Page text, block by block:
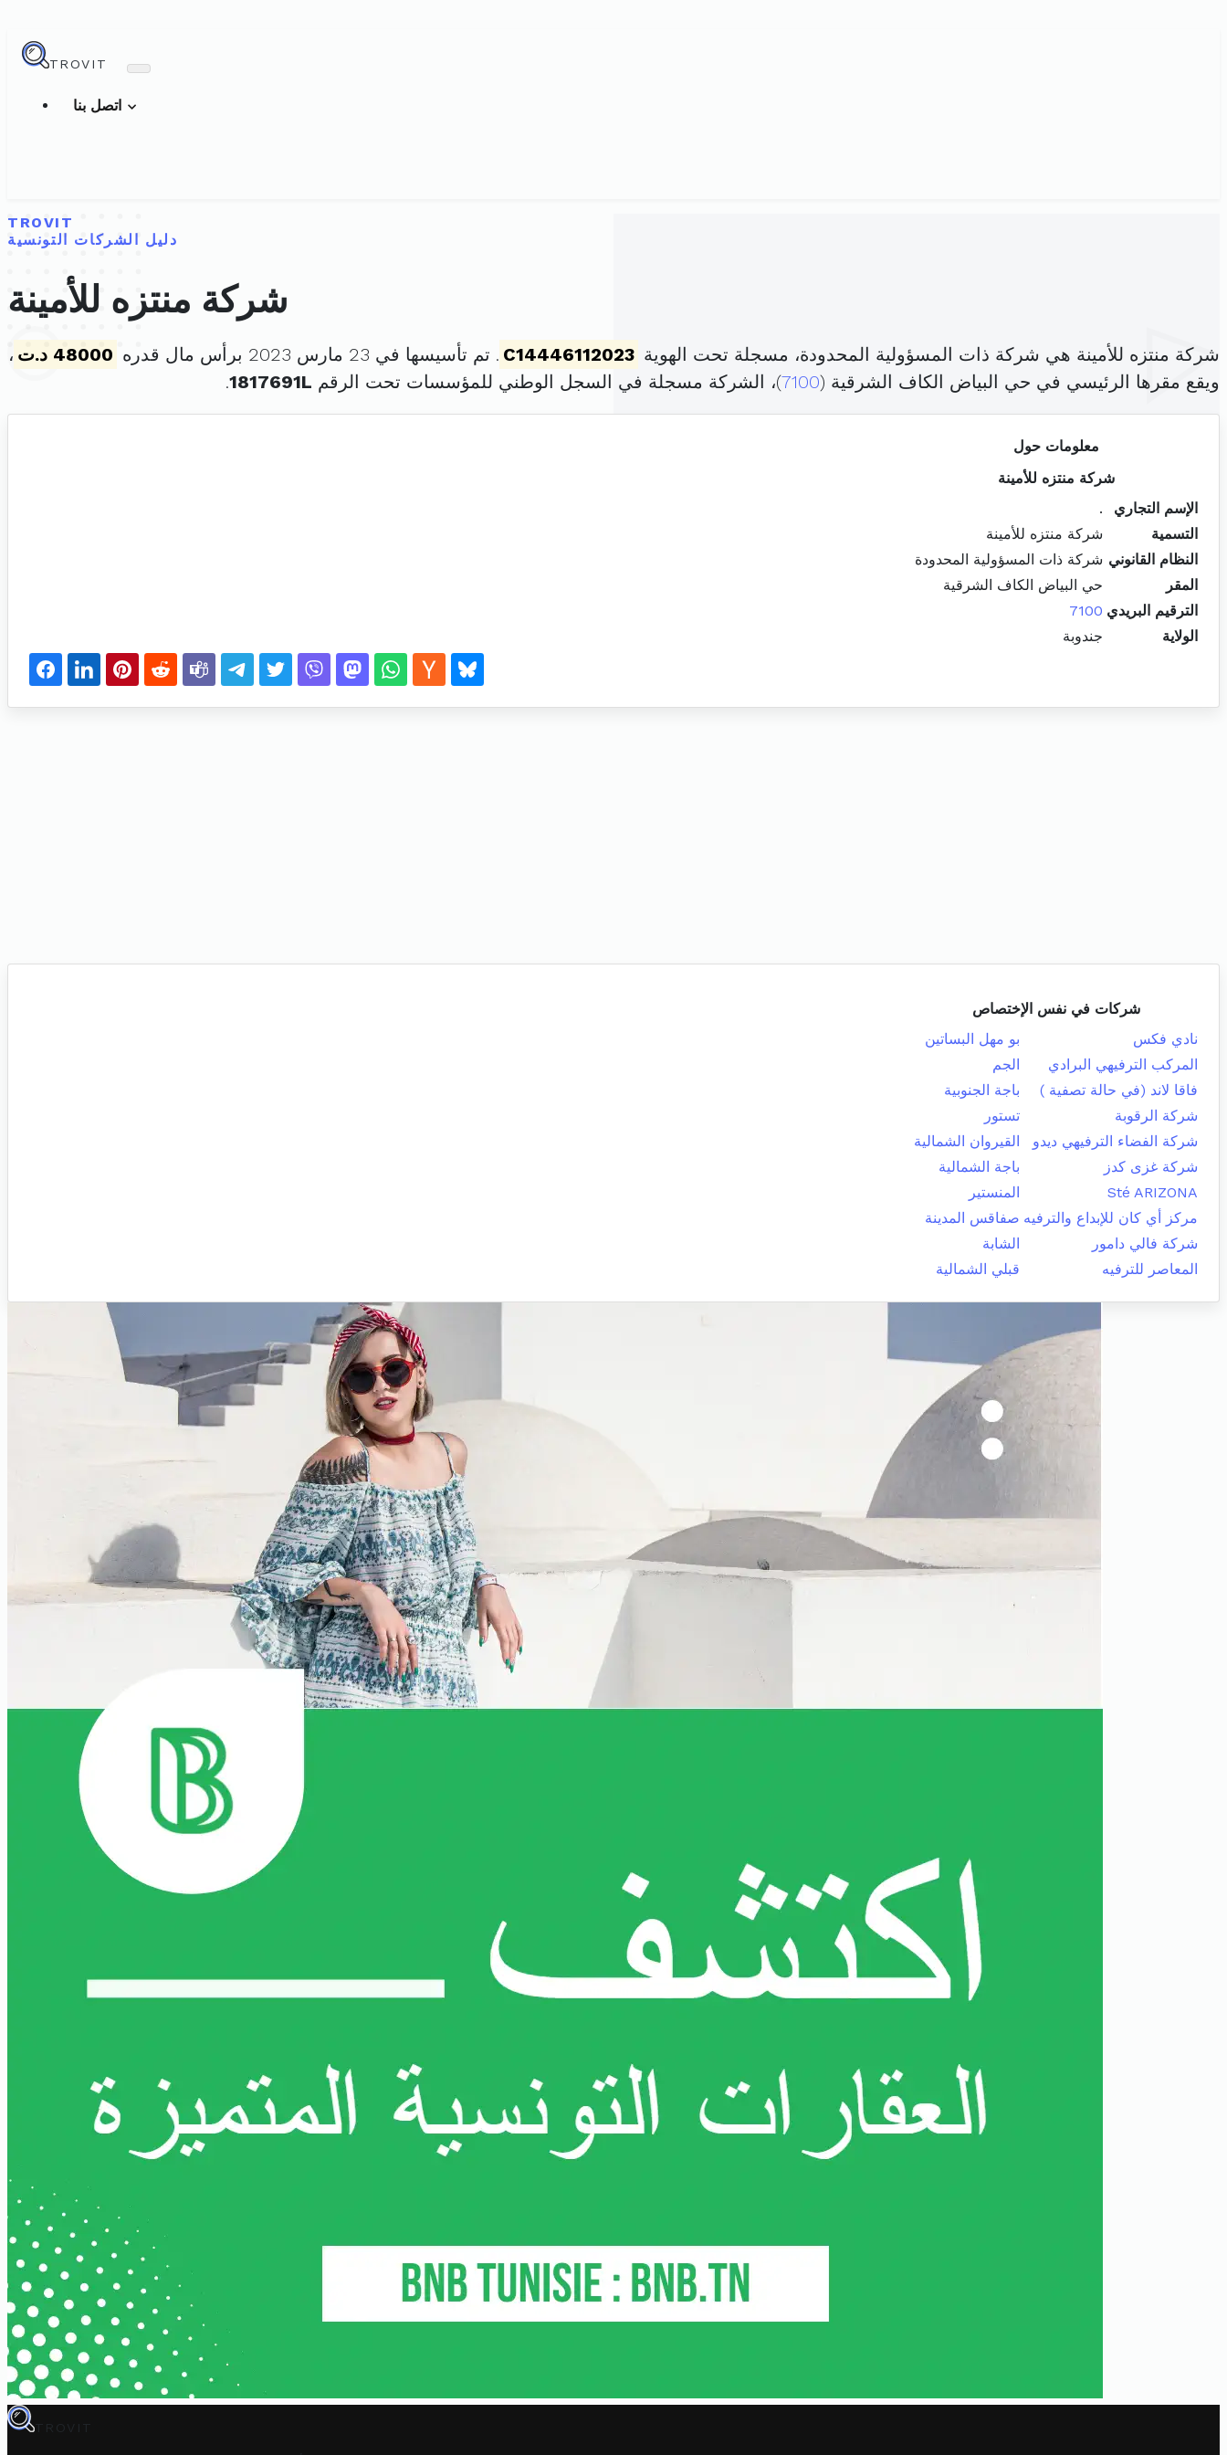
TROVIT
TROVIT
دليل الشركات التونسية
شركة منتزه للأمينة
شركة منتزه للأمينة هي شركة ذات المسؤولية المحدودة، مسجلة تحت الهوية C14446112023 . تم تأسيسها في 23 مارس 2023 برأس مال قدره 48000 د.ت
،
ويقع مقرها الرئيسي في حي البياض الكاف الشرقية (7100)، الشركة مسجلة في السجل الوطني للمؤسسات تحت الرقم 1817691L
.
معلومات حول
شركة منتزه للأمينة
الإسم التجاري
.
التسمية
شركة منتزه للأمينة
النظام القانوني شركة ذات المسؤولية المحدودة
المقر
حي البياض الكاف الشرقية
الترقيم البريدي 7100
الولاية
جندوبة
شركات في نفس الإختصاص
نادي فكس
بو مهل البساتين
المركب الترفيهي البرادي
الجم
فاقا لاند (في حالة تصفية )
باجة الجنوبية
شركة الرقوبة
تستور
شركة الفضاء الترفيهي ديدو
القيروان الشمالية
شركة غزى كدز
باجة الشمالية
Sté ARIZONA
المنستير
مركز أي كان للإبداع والترفيه صفاقس المدينة
شركة فالي دامور
الشابة
المعاصر للترفيه
قبلي الشمالية
TROVIT